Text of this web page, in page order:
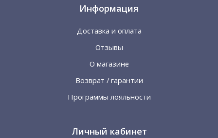
Информация
Доставка и оплата
Отзывы
О магазине
Возврат / гарантии
Программы лояльности
Личный кабинет